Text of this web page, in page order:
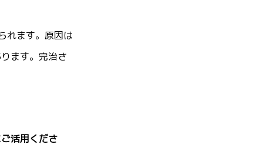
れます。原因は
ます。完治さ
活用くださ